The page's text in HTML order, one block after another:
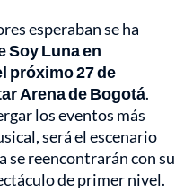
esperaban se ha
Soy Luna en
próximo 27 de
Arena de Bogotá.
los eventos más
será el escenario
se reencontrarán con su
de primer nivel.